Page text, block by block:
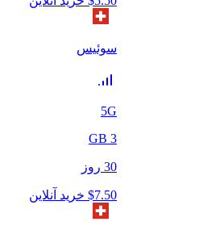
سوئیس
5G
3
30 روز
$7.50 خرید آنلاین